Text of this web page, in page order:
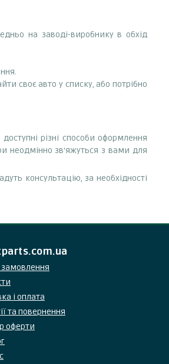
на заводі-виробнику в обхід
своє авто у списку, або потрібно
різні способи оформлення
неодмінно зв'яжуться з вами для
консультацію, за необхідності
замовлення
і оплата
та повернення
оферти